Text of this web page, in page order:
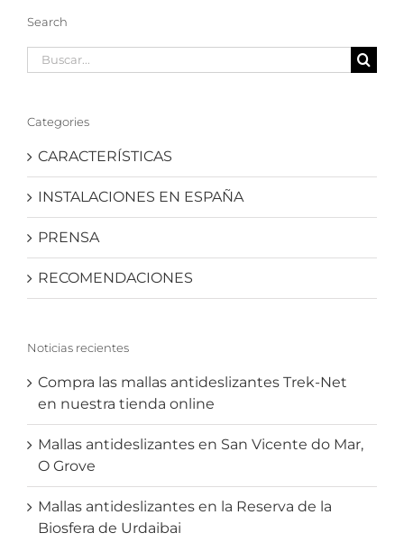
Search
Buscar:
Categories
CARACTERÍSTICAS
INSTALACIONES EN ESPAÑA
PRENSA
RECOMENDACIONES
Noticias recientes
Compra las mallas antideslizantes Trek-Net
en nuestra tienda online
Mallas antideslizantes en San Vicente do Mar,
O Grove
Mallas antideslizantes en la Reserva de la
Biosfera de Urdaibai